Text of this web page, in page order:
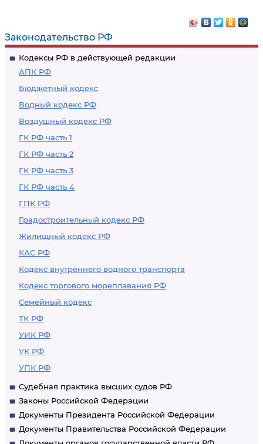
Законодательство РФ
Кодексы РФ в действующей редакции
АПК РФ
Бюджетный кодекс
Водный кодекс РФ
Воздушный кодекс РФ
ГК РФ часть 1
ГК РФ часть 2
ГК РФ часть 3
ГК РФ часть 4
ГПК РФ
Градостроительный кодекс РФ
Жилищный кодекс РФ
КАС РФ
Кодекс внутреннего водного транспорта
Кодекс торгового мореплавания РФ
Семейный кодекс
ТК РФ
УИК РФ
УК РФ
УПК РФ
Судебная практика высших судов РФ
Законы Российской Федерации
Документы Президента Российской Федерации
Документы Правительства Российской Федерации